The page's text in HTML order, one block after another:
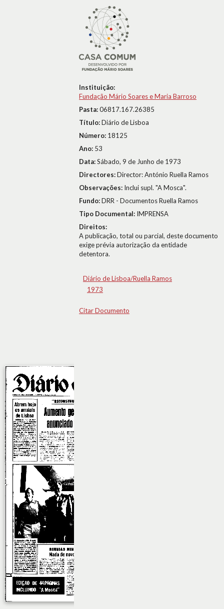
Instituição:
Fundação Mário Soares e Maria Barroso
Pasta:06817.167.26385
Título:Diário de Lisboa
Número: 18125
Ano: 53
Data:Sábado, 9 de Junho de 1973
Directores:Director: António Ruella Ramos
Observações: Inclui supl. "A Mosca".
Fundo:DRR - Documentos Ruella Ramos
Tipo Documental: IMPRENSA
Direitos:
A publicação, total ou parcial, deste documento
exige prévia autorização da entidade
detentora.
Diário de Lisboa/Ruella Ramos
1973
Citar Documento